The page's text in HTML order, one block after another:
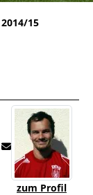
2014/15
zum Profil